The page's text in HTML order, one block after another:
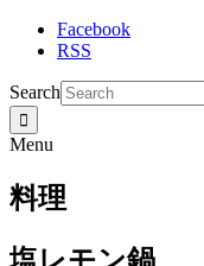
Facebook
RSS
Search
Menu
料理
塩レモン鍋